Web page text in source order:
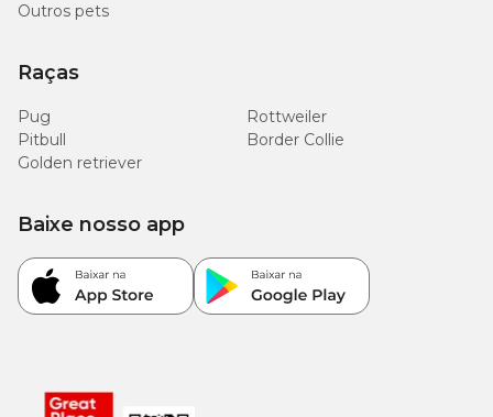
Outros pets
Raças
Pug
Rottweiler
Pitbull
Border Collie
Golden retriever
Baixe nosso app